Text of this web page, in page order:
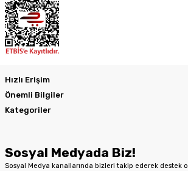
Hızlı Erişim
Önemli Bilgiler
Kategoriler
Sosyal Medyada Biz!
Sosyal Medya kanallarında bizleri takip ederek destek